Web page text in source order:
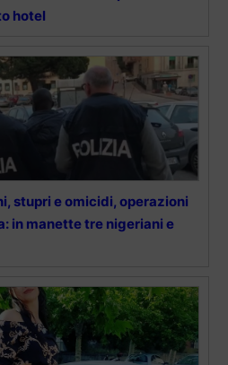
hotel
stupri e omicidi, operazioni
in manette tre nigeriani e